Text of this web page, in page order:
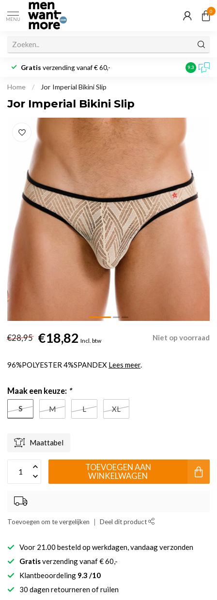
MENU
0
Gratis verzending vanaf € 60,- 9.3
Home / Jor Imperial Bikini Slip
Jor Imperial Bikini Slip
€28,95 €18,82 Incl. btw Niet op voorraad
96%POLYESTER 4%SPANDEX Lees meer.
Maak een keuze: *
S M L XL
Maattabel
TOEVOEGEN AAN
WINKELWAGEN
Toevoegen om te vergelijken Deel dit product
Voor 21.00 besteld op werkdagen, vandaag verzonden
Gratisverzending vanaf € 60,-
Klantbeoordeling 9.3 /10
30 dagen retourneren of ruilen